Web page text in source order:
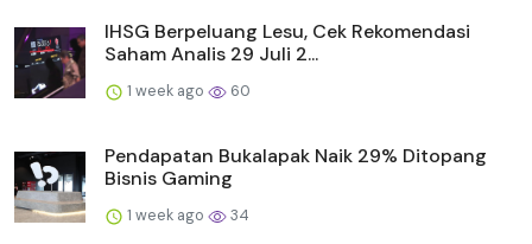
IHSG Berpeluang Lesu, Cek Rekomendasi
Saham Analis 29 Juli 2...
1 week ago 60
Pendapatan Bukalapak Naik 29% Ditopang
Bisnis Gaming
1 week ago 34